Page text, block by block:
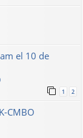
el 10 de
1 2
CMBO